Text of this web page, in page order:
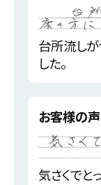
台所流し
した。
お客様の声
気さくでと